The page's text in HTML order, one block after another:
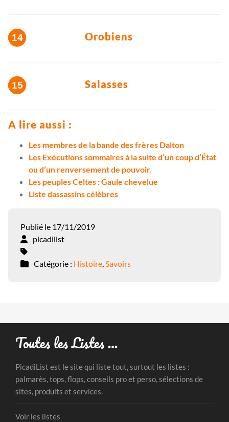
Orobiens
Salasses
A lire aussi :
Les membres de la bande des frères Dalton
Les Exécutions sommaires à la suite d’un coup d’État
ou d’un renversement de pouvoir.
Les peuples Celtes : Gaule chevelue
Liste dassassins célèbres
Publié le 17/11/2019
picadilist
Catégorie : Histoire,Savoirs
Toutes les Listes …
PicadiList est le site qui liste tout, surtout les listes :
palmarès, tops, flops, conseils pro et perso, sélections de
sites, produits et services.
Voir les listes